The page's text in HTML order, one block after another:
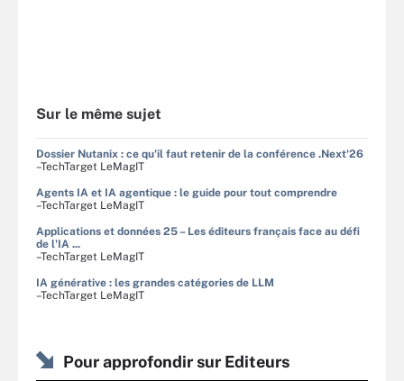
Sur le même sujet
Dossier Nutanix : ce qu'il faut retenir de la conférence .Next'26
–TechTarget LeMagIT
Agents IA et IA agentique : le guide pour tout comprendre
–TechTarget LeMagIT
Applications et données 25 – Les éditeurs français face au défi
de l'IA ...
–TechTarget LeMagIT
IA générative : les grandes catégories de LLM
–TechTarget LeMagIT
Pour approfondir sur Editeurs